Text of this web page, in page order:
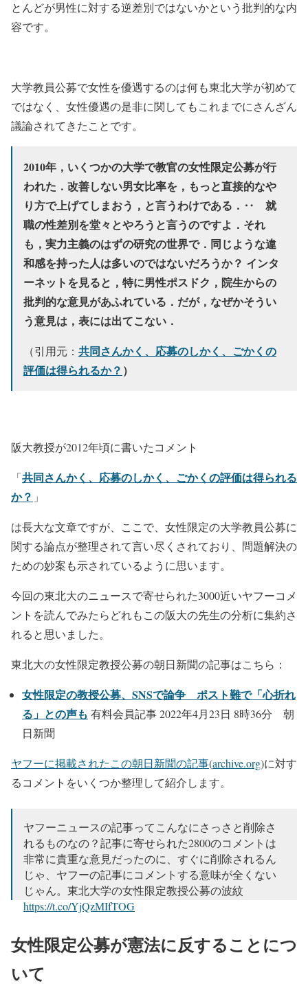
とんどが男性に対する逆差別ではないかという批判的な内
容です。
大学教員公募で女性を優遇するのは何も東北大学が初めて
ではなく、女性優遇の是非に関してもこれまでにさんざん
議論されてきたことです。
2010年，いくつかの大学で教官の女性限定公募が行
われた．改善しない男女比率を，もっと直接的なや
り方で上げてしまおう，と言うわけである．‥ 就
職の性差別を堂々とやろうと言うのですよ．それ
も，実力主義のはずの研究の世界で．同じような違
和感を持った人は多いのではないだろうか？ インタ
ーネットを見ると，特に男性ポスドク，院生からの
批判的な意見があふれている．だが，なぜかそうい
う意見は，表には出てこない．
（引用元： 共同さんかく、応募のしかく、ごかくの
評価は得られるか？ ）
阪大教授が2012年頃に書いたコメント
「共同さんかく、応募のしかく、ごかくの評価は得られる
か？ 」
は長大な文章ですが、ここで、女性限定の大学教員公募に
関する論点が整理されて言い尽くされており、問題解決の
ための妙案も示されているように思います。
今回の東北大のニュースで寄せられた3000近いヤフーコメ
ントを読んでみたらどれもこの阪大の先生の分析に集約さ
れると思いました。
東北大の女性限定教授公募の朝日新聞の記事はこちら：
女性限定の教授公募、SNSで論争 ポスト難で「心折れ
る」との声も 有料会員記事 2022年4月23日 8時36分 朝
日新聞
ヤフーに掲載されたこの朝日新聞の記事(archive.org)に対す
るコメントをいくつか整理して紹介します。
ヤフーニュースの記事ってこんなにさっさと削除さ
れるものなの？記事に寄せられた2800のコメントは
非常に貴重な意見だったのに、すぐに削除されるん
じゃ、ヤフーの記事にコメントする意味が全くない
じゃん。東北大学の女性限定教授公募の波紋
https://t.co/YjQzMIfTOG
2022
女性限定公募が憲法に反することにつ
いて